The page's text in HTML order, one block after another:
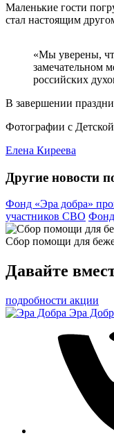
Маленькие гости
стал настоящим
«Мы уверены,
замечательном
российских
В завершении
Фотографии с
Елена Киреева
Другие новости
Фонд «Эра добра»
участников СВО Фонд
Сбор помощи для
Давайте
подробности акции
Эра